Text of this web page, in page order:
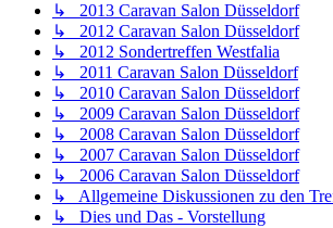
↳ 2013 Caravan Salon Düsseldorf
↳ 2012 Caravan Salon Düsseldorf
↳ 2012 Sondertreffen Westfalia
↳ 2011 Caravan Salon Düsseldorf
↳ 2010 Caravan Salon Düsseldorf
↳ 2009 Caravan Salon Düsseldorf
↳ 2008 Caravan Salon Düsseldorf
↳ 2007 Caravan Salon Düsseldorf
↳ 2006 Caravan Salon Düsseldorf
↳ Allgemeine Diskussionen zu den
↳ Dies und Das - Vorstellung